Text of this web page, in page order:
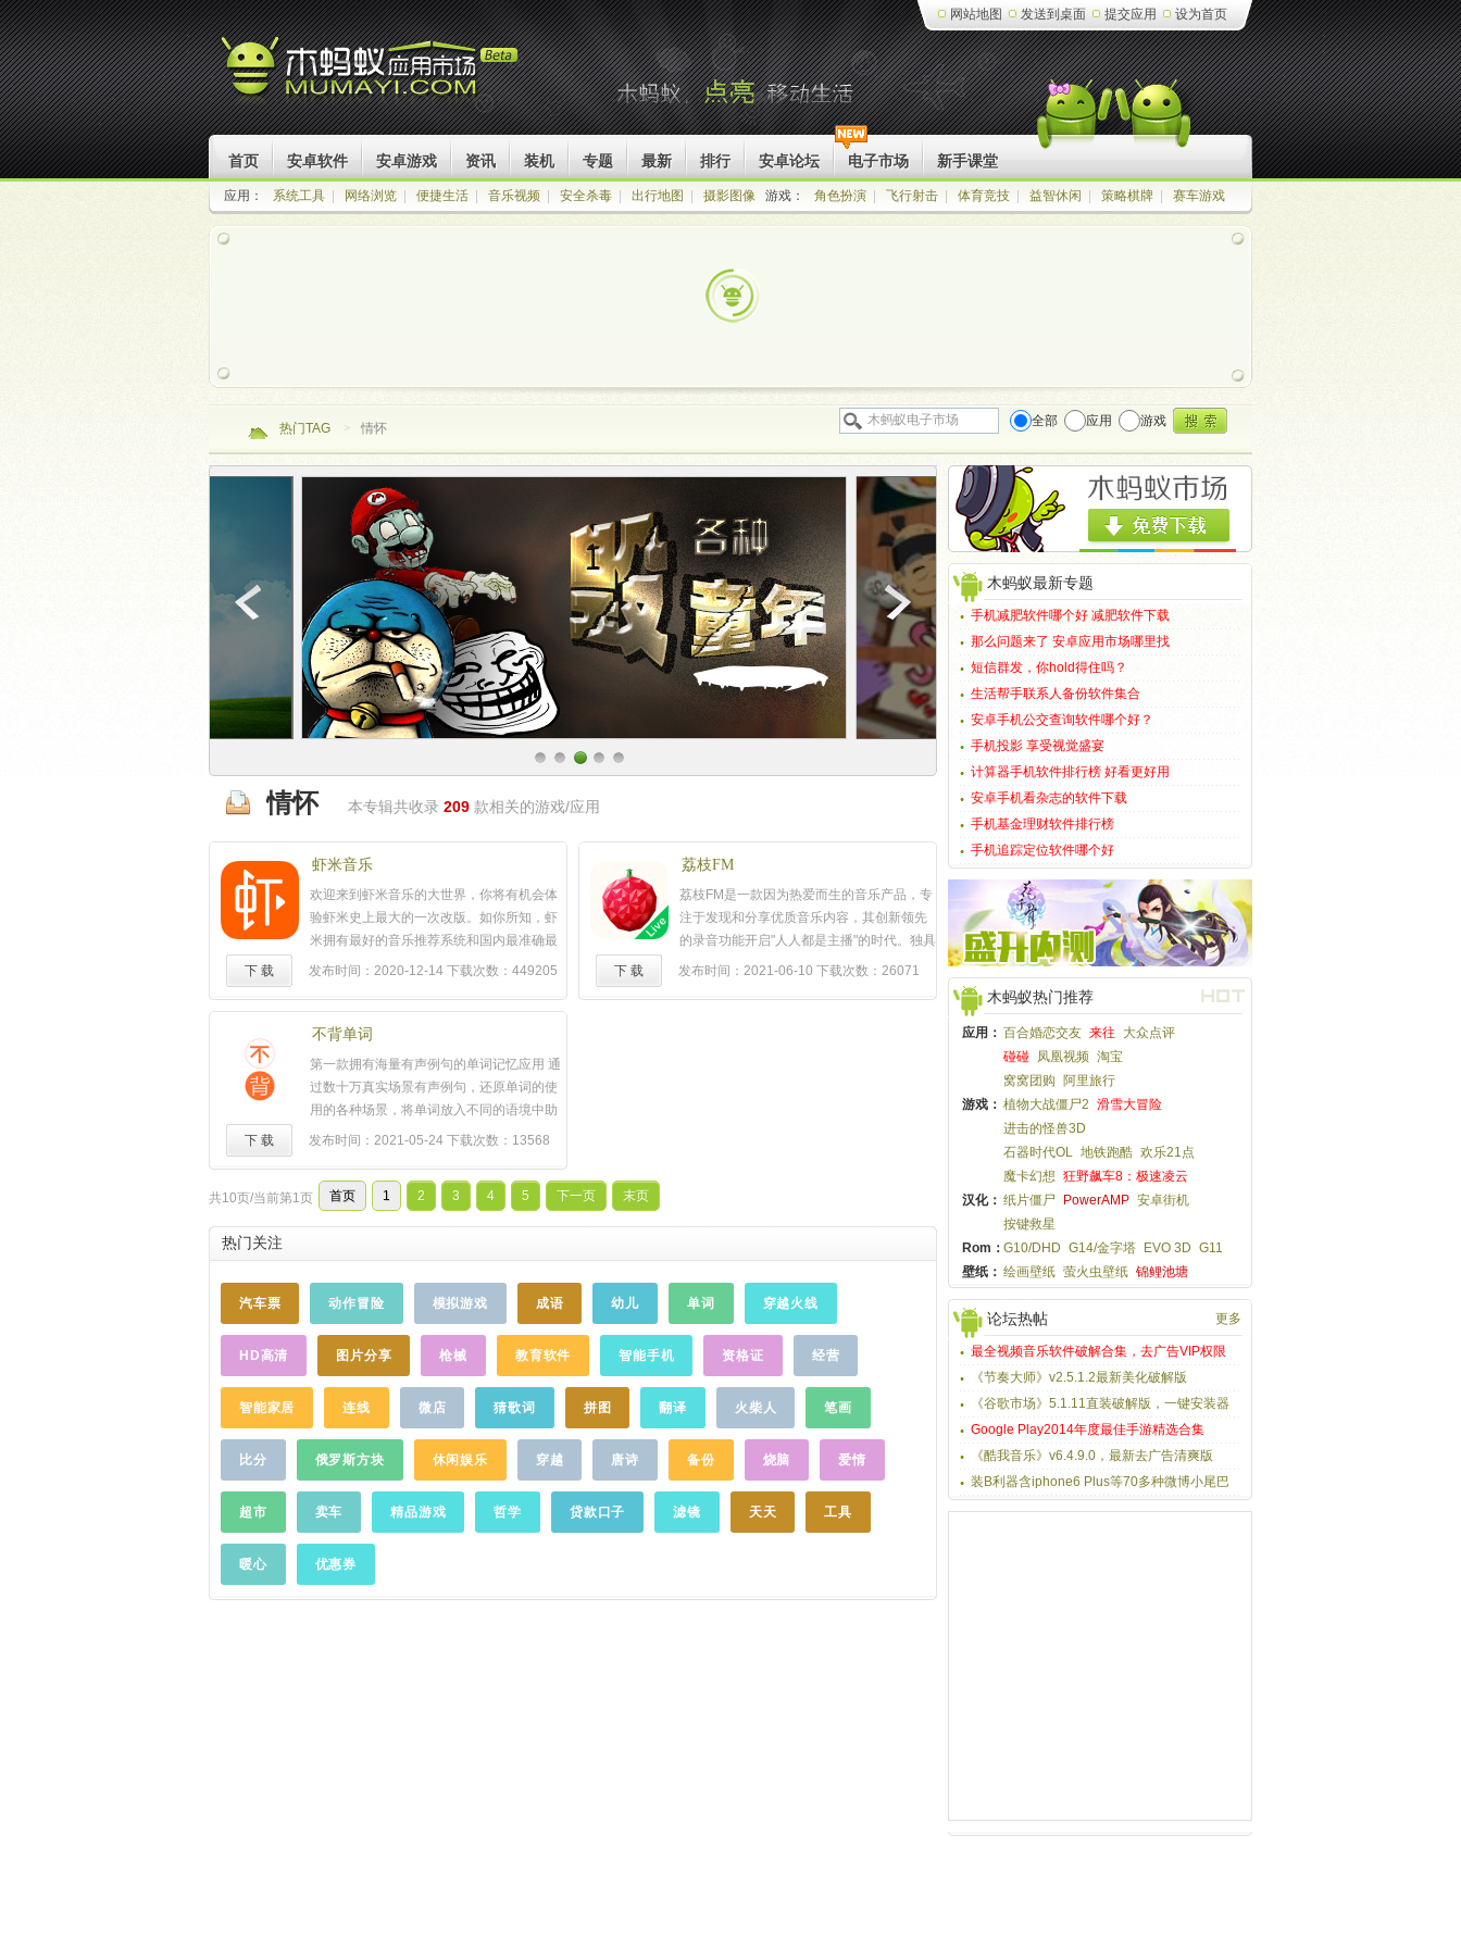
网站地图 发送到桌面 提交应用 设为首页
首页 安卓软件 安卓游戏 资讯 装机 专题 最新 排行 安卓论坛 电子市场 新手课堂
应用： 系统工具 网络浏览 便捷生活 音乐视频 安全杀毒 出行地图 摄影图像 游戏： 角色扮演 飞行射击 体育竞技 益智休闲 策略棋牌 赛车游戏
热门TAG > 情怀 全部 应用 游戏
情怀 本专辑共收录 209 款相关的游戏/应用
虾米音乐
欢迎来到虾米音乐的大世界，你将有机会体
验虾米史上最大的一次改版。如你所知，虾
米拥有最好的音乐推荐系统和国内最准确最
完整的音乐资料库。所以在这次改版中，我
一定会让你拓展自己的音乐视野，发现更多
合口味的音乐；此外，新版本中引入了更多
丰富的内容，并把已有内容分类得更加精细
专业，将堪比音乐的图书馆。更令人兴奋的
是，在新版本甚至未来的多个版本中，我们
唯有在虾米才能看到如此多的音乐人音乐，
购买音乐人的演出门票，发掘音乐人的创作
笔记，与音乐人进行互动交流，我们想为大
家呈现一个前所未有的音乐人消费体验。虾
情，自己的音乐情怀。在新版本里，我们将
磁带播放器继续发扬光大，你能玩儿7种样式
的磁带，还能进行简单的操作；与此同时，
我们也关注视障用户的体验，为了让视障用
户能够方便得听音乐，我们在新版本里完美
得支持了iOS和Android的朗读功能，同时也
希望更多的应用能够关注到这部分群体。虾
爱音乐的你，一定会在新版里体验到更多惊
喜。【征集杭州地区用户】5.0发布以后有部
分用户反馈无法在线播放，经查证是DNS被
运营商劫持引起的，为了更好更快得解决问
题，辛勤的程序猿哥哥愿意上门查找解决办
法。假如你在杭州，又碰到了在线无法播的
问题，请通过应用内的用户反馈联系到我
们，并附上联系方式，我们会尽快与你联
下 载 发布时间：2020-12-14 下载次数：449205
荔枝FM
荔枝FM是一款因为热爱而生的音乐产品，专
注于发现和分享优质音乐内容，其创新领先
的录音功能开启"人人都是主播"的时代。独具
匠心的设计、多样化的内容、个性化的体
冬吴相对论、晓说、知乎、IT公论...知识达人
必备。5、搞笑脱口秀：奇葩说、德云社...逗
乐你的日常。6、外语外教类：韩语、英语、
法语、西班牙语、俄罗斯语...应有尽有，学
霸必备。7、体育运动类，世界杯、欧冠、英
超、中超、亚冠、比分、独赢、NBA、
CBA、跑步...体育狂和球迷的狂high神器。
等各种题材的最新广播剧，给腐宅的你。9、
有声小说类：鬼故事、经典小说、还有韩
寒、饶雪漫、蔡骏...爱小说爱故事人枕边必
备。10、儿童故事类：各种哄睡童话故事，
还可以妈妈和孩子一起录节目，留住美好童
计，怀旧情怀」拟物化设计，模拟收音机质
下 载 发布时间：2021-06-10 下载次数：26071
不背单词
第一款拥有海量有声例句的单词记忆应用 通
过数十万真实场景有声例句，还原单词的使
用的各种场景，将单词放入不同的语境中助
记，有效提高单词的记忆效率，并帮助学习
要特色：✮真实语境浸入式单词记忆应用，
不背单词却能过目不忘学习单词时可收听数
十万条双语有声例句，涵盖各类真实场景，
高效采用学习、复习两套科学的智能算法，
习安排，固强补弱，重点突出，让你用最少
的时间掌握最多的词汇。✮全面的词库，涵
盖各种国内外考试四六级、考研、托福、雅
思、高中英语词汇、GMAT、MBA等等词
库，涵盖了各类考试各种应用场景。 ✮一款
充满人文情怀
、最美的单词记忆应用精美壁
纸自动变化，个性主题随心更换，每次打开
都有一份惊喜。 使用过程中遇到任何问题请
及时到官方微博反馈：@不背单词App ；或
到官方产品交流QQ群里反馈：
384032939
下 载 发布时间：2021-05-24 下载次数：13568
共10页/当前第1页 首页 1 2 3 4 5 下一页 末页
热门关注
汽车票 动作冒险 模拟游戏 成语 幼儿 单词 穿越火线
HD高清 图片分享 枪械 教育软件 智能手机 资格证 经营
智能家居 连线 微店 猜歌词 拼图 翻译 火柴人 笔画
比分 俄罗斯方块 休闲娱乐 穿越 唐诗 备份 烧脑 爱情
超市 卖车 精品游戏 哲学 贷款口子 滤镜 天天 工具
暖心 优惠券
木蚂蚁最新专题
手机减肥软件哪个好 减肥软件下载
那么问题来了 安卓应用市场哪里找
短信群发，你hold得住吗？
生活帮手联系人备份软件集合
安卓手机公交查询软件哪个好？
手机投影 享受视觉盛宴
计算器手机软件排行榜 好看更好用
安卓手机看杂志的软件下载
手机基金理财软件排行榜
手机追踪定位软件哪个好
木蚂蚁热门推荐
应用： 百合婚恋交友 来往
大众点评
碰碰 凤凰视频 淘宝
窝窝团购
阿里旅行
游戏： 植物大战僵尸2 滑雪大冒险
进击的怪兽3D
石器时代OL 地铁跑酷 欢乐21点
魔卡幻想 狂野飙车8：极速凌云
汉化： 纸片僵尸 PowerAMP 安卓街机
按键救星
Rom：G10/DHD G14/金字塔 EVO 3D G11
壁纸： 绘画壁纸 萤火虫壁纸 锦鲤池塘
论坛热帖 更多
最全视频音乐软件破解合集，去广告VIP权限
《节奏大师》v2.5.1.2最新美化破解版
《谷歌市场》5.1.11直装破解版，一键安装器
Google Play2014年度最佳手游精选合集
《酷我音乐》v6.4.9.0，最新去广告清爽版
装B利器含iphone6 Plus等70多种微博小尾巴